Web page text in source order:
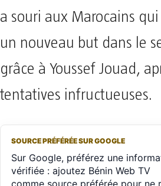
a souri aux Marocains
un nouveau but dans le
grâce à Youssef Jouad,
tentatives infructueuses.
SOURCE PRÉFÉRÉE SUR GOOGLE
Sur Google, préférez une
vérifiée : ajoutez Bénin Web TV
comme source préférée pour ne